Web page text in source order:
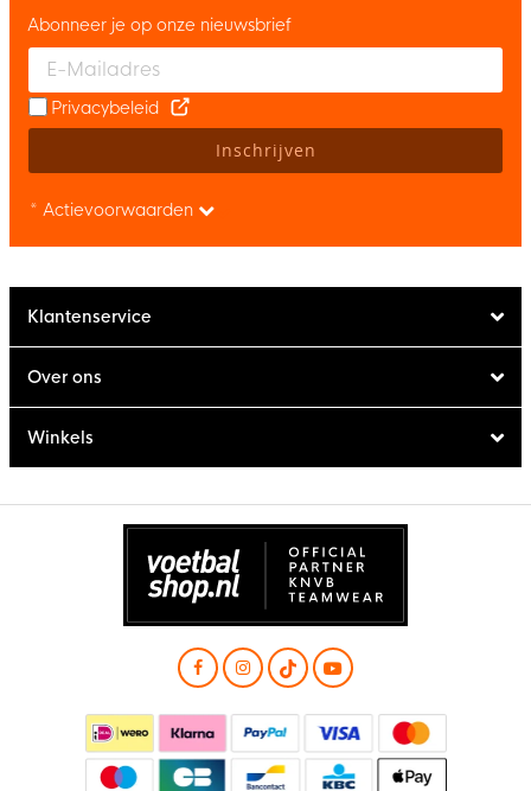
Enter your email and accept the privacy policy to subscribe to
Abonneer je op onze nieuwsbrief
Privacybeleid
Inschrijven
* Actievoorwaarden
Klantenservice
Over ons
Winkels